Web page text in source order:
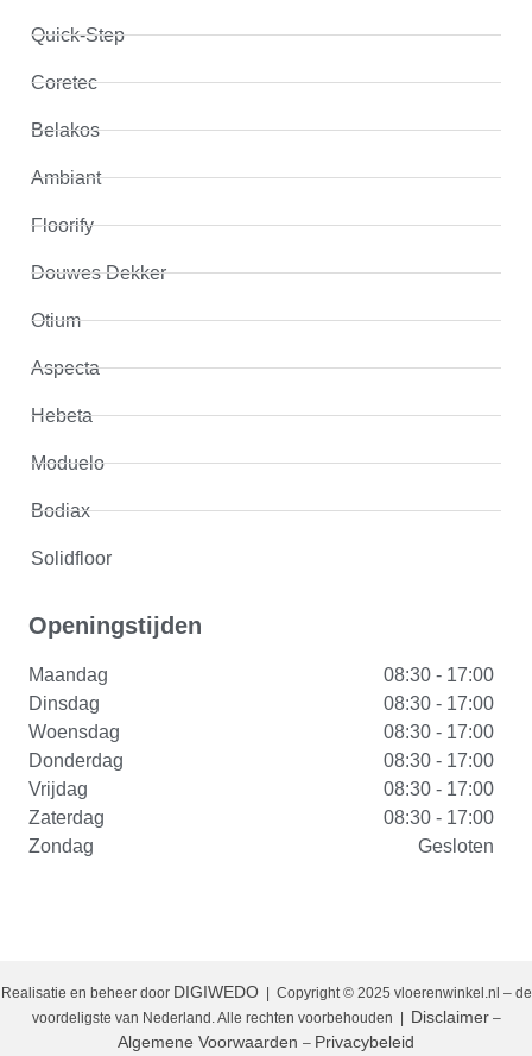
Quick-Step
Coretec
Belakos
Ambiant
Floorify
Douwes Dekker
Otium
Aspecta
Hebeta
Moduelo
Bodiax
Solidfloor
Openingstijden
Maandag
08:30 - 17:00
Dinsdag
08:30 - 17:00
Woensdag
08:30 - 17:00
Donderdag
08:30 - 17:00
Vrijdag
08:30 - 17:00
Zaterdag
08:30 - 17:00
Zondag
Gesloten
Realisatie en beheer door DIGIWEDO| Copyright © 2025 vloerenwinkel.nl – de
voordeligste van Nederland. Alle rechten voorbehouden | Disclaimer–
Algemene Voorwaarden – Privacybeleid